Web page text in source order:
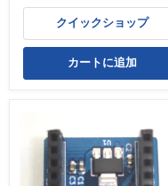
ト
クイックショップ
カートに追加
add-
adapter